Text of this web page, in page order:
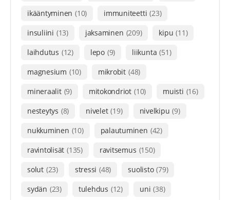
ikääntyminen (10) immuniteetti (23)
insuliini (13) jaksaminen (209) kipu (11)
laihdutus (12) lepo (9) liikunta (51)
magnesium (10) mikrobit (48)
mineraalit (9) mitokondriot (10) muisti (16)
nesteytys (8) nivelet (19) nivelkipu (9)
nukkuminen (10) palautuminen (42)
ravintolisät (135) ravitsemus (150)
solut (23) stressi (48) suolisto (79)
sydän (23) tulehdus (12) uni (38)